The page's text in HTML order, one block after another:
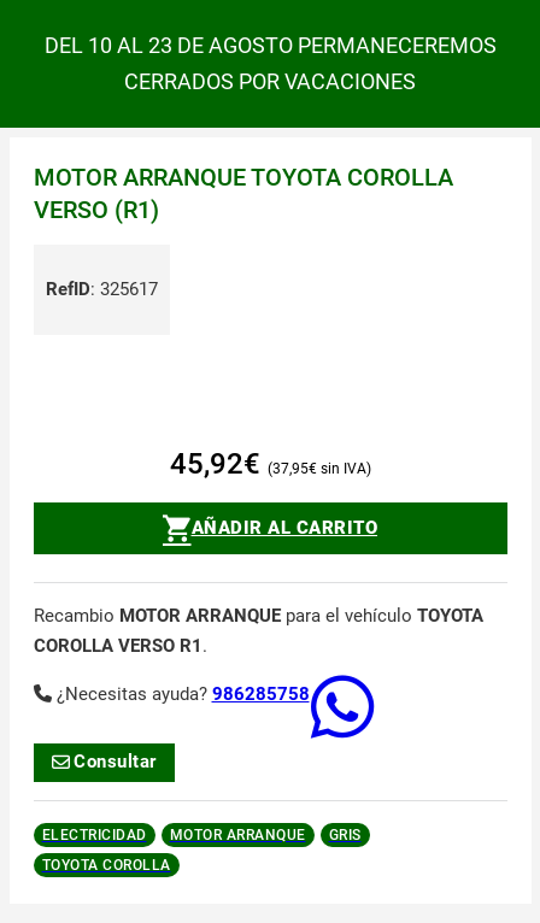
DEL 10 AL 23 DE AGOSTO PERMANECEREMOS
CERRADOS POR VACACIONES
MOTOR ARRANQUE TOYOTA COROLLA
VERSO (R1)
RefID: 325617
45,92€ 37,95€
AÑADIR AL CARRITO
Recambio MOTOR ARRANQUEpara el vehículo TOYOTA
COROLLA VERSO R1 .
¿Necesitas ayuda? 986285758
Consultar
ELECTRICIDAD MOTOR ARRANQUE
GRIS
TOYOTA COROLLA